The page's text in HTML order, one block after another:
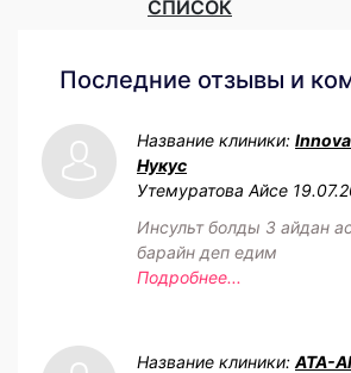
СПИСОК
Последние отзывы и
Название клиники:
Нукус
Утемуратова Айсе
Инсульт болды 3 айдан
барайн деп едим
Подробнее...
Название клиники: АТА-